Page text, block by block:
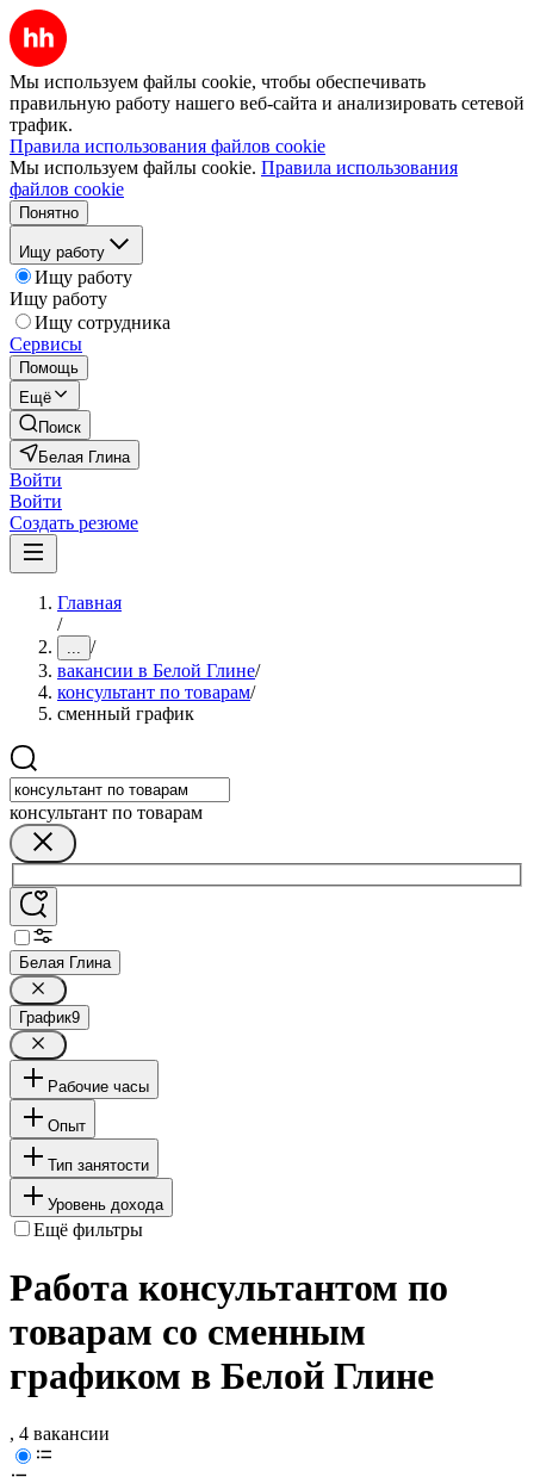
Мы используем файлы cookie, чтобы обеспечивать
правильную работу нашего веб-сайта и анализировать сетевой
трафик.
Правила использования файлов cookie
Мы используем файлы cookie. Правила использования
файлов cookie
Понятно
Ищу работу
Ищу работу
Ищу работу
Ищу сотрудника
Сервисы
Помощь
Ещё
Поиск
Белая Глина
Войти
Войти
Создать резюме
Главная
/
... /
вакансии в Белой Глине/
консультант по товарам/
сменный график
консультант по товарам
Белая Глина
График9
Рабочие часы
Опыт
Тип занятости
Уровень дохода
Ещё фильтры
Работа консультантом по
товарам со сменным
графиком в Белой Глине
, 4 вакансии